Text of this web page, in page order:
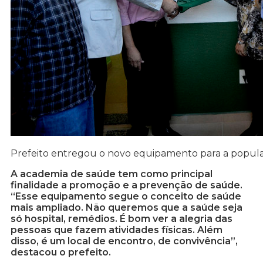
Prefeito entregou o novo equipamento para a
A academia de saúde tem como principal
finalidade a promoção e a prevenção de saúde.
“Esse equipamento segue o conceito de saúde
mais ampliado. Não queremos que a saúde seja
só hospital, remédios. É bom ver a alegria das
pessoas que fazem atividades físicas. Além
disso, é um local de encontro, de convivência”,
destacou o prefeito.